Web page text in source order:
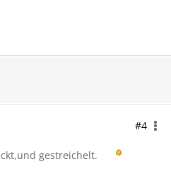
#4
gestreichelt.